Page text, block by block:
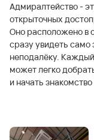
Адмиралтейство -
открыточных
Оно расположено в
сразу увидеть само
неподалёку.
может легко
и начать